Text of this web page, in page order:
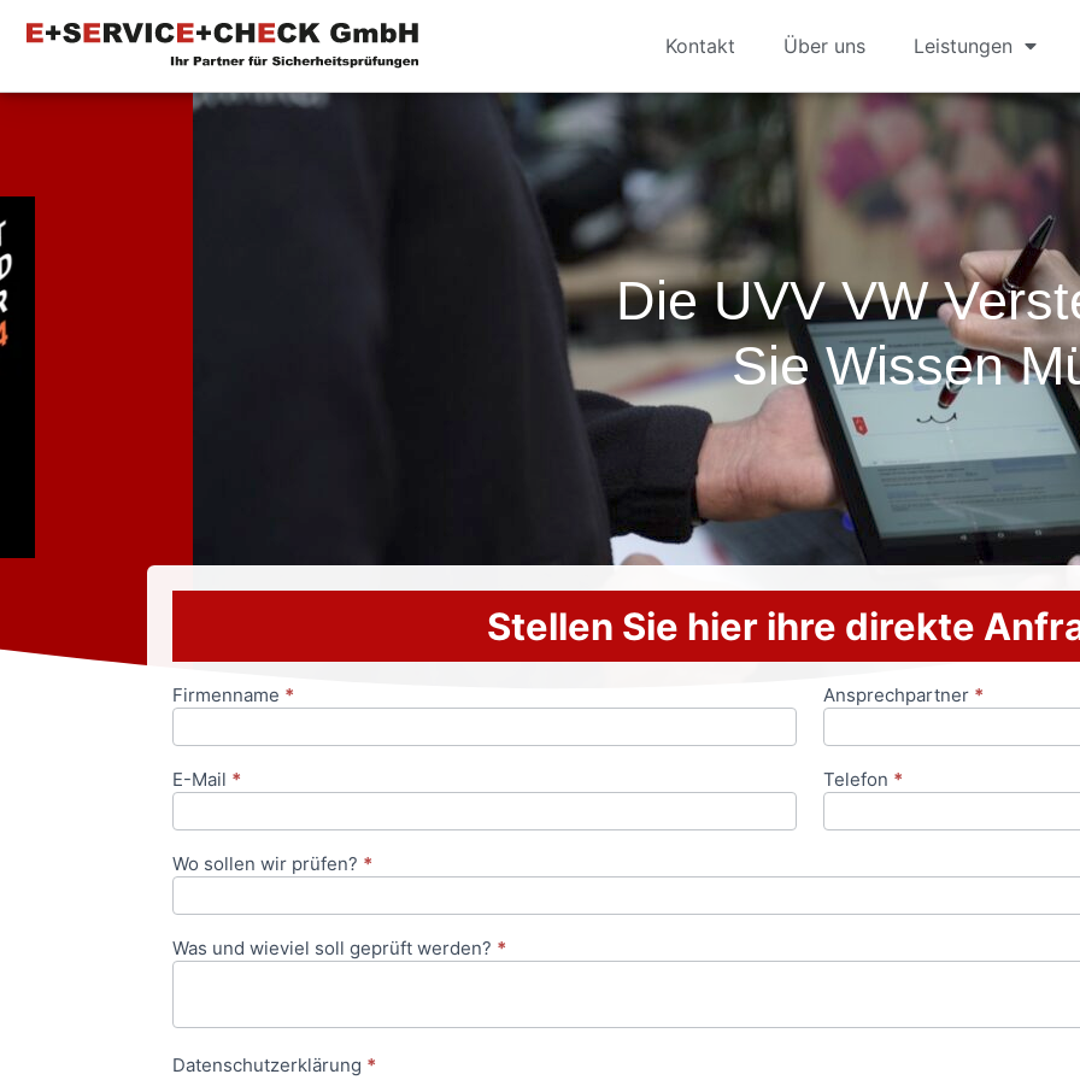
Kontakt Über uns Leistungen
Die UVV VW
Sie Wissen
Stellen Sie hier ihre direkte
Anfrageformular
Firmenname * Ansprechpartner *
E-Mail * Telefon *
Wo sollen wir prüfen? *
Was und wieviel soll geprüft werden? *
Datenschutzerklärung *